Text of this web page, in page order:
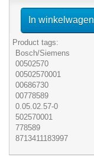
In winkelwagen
Product tags:
Bosch/Siemens
00502570
00502570001
00686730
00778589
0.05.02.57-0
502570001
778589
8713411183997